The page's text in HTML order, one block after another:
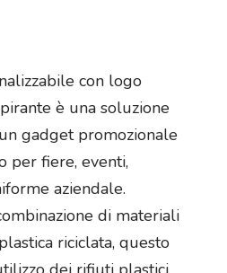
con logo
è una soluzione
gadget promozionale
per fiere, eventi,
aziendale.
di materiali
riciclata, questo